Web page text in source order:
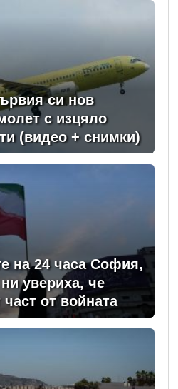
си нов
с изцяло
(видео + снимки)
на 24 часа София,
увериха, че
от войната